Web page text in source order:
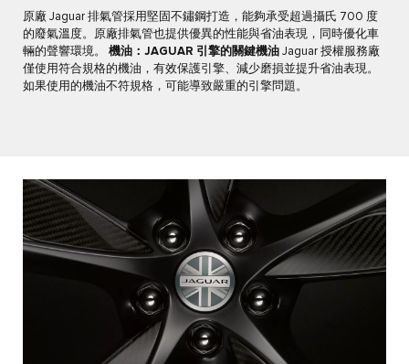
原廠 Jaguar 排氣管採用堅固不鏽鋼打造，能夠承受超過攝氏 700 度
的廢氣溫度。原廠排氣管也提供優異的性能與省油表現，同時優化車
輛的聲響環境。 機油：JAGUAR 引擎的關鍵機油 Jaguar 授權服務廠
僅使用符合規格的機油，有效保護引擎、減少磨損並提升省油表現。
如果使用的機油不符規格，可能導致嚴重的引擎問題。